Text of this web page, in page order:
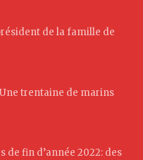
de la famille de
trentaine de marins
de fin d’année 2022: des